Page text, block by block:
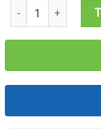
Kiot bán đồ ăn